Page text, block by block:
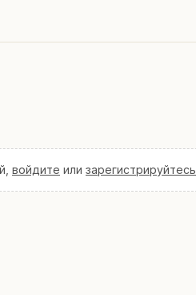
войдите или зарегистрируйтесь